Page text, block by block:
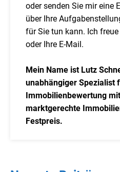
oder senden Sie mir eine
über Ihre
für Sie tun kann. Ich
oder Ihre E-Mail.
Mein Name ist Lutz
unabhängiger Spezialist
Immobilienbewertung
marktgerechte
Festpreis.